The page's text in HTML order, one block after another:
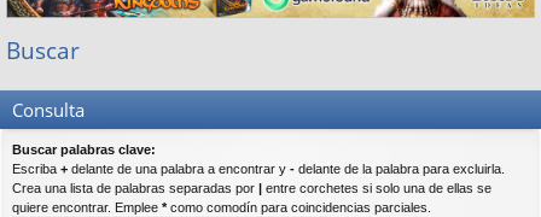
rá
pi
do
ar rs
Buscar
Consulta
Buscar palabras clave:
Escriba + delante de una palabra a encontrar y - delante de la palabra para excluirla.
Crea una lista de palabras separadas por
entre corchetes si solo una de ellas se
quiere encontrar. Emplee *como comodín para coincidencias parciales.